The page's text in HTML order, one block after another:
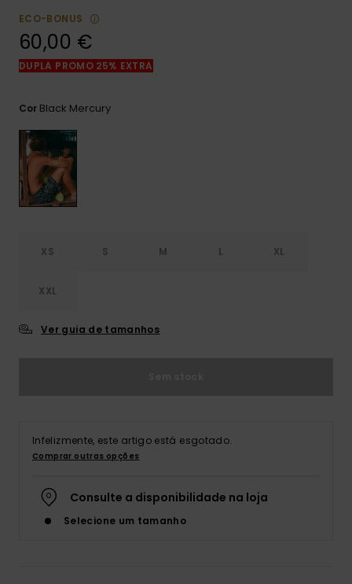
frequentes e o
ECO-BONUS
60,00 €
DUPLA PROMO 25% EXTRA
Cor Black Mercury
XS S M L XL
XXL
Ver guia de tamanhos
Infelizmente, este artigo está esgotado.
Comprar outras opções
Consulte a disponibilidade na loja
Selecione um tamanho